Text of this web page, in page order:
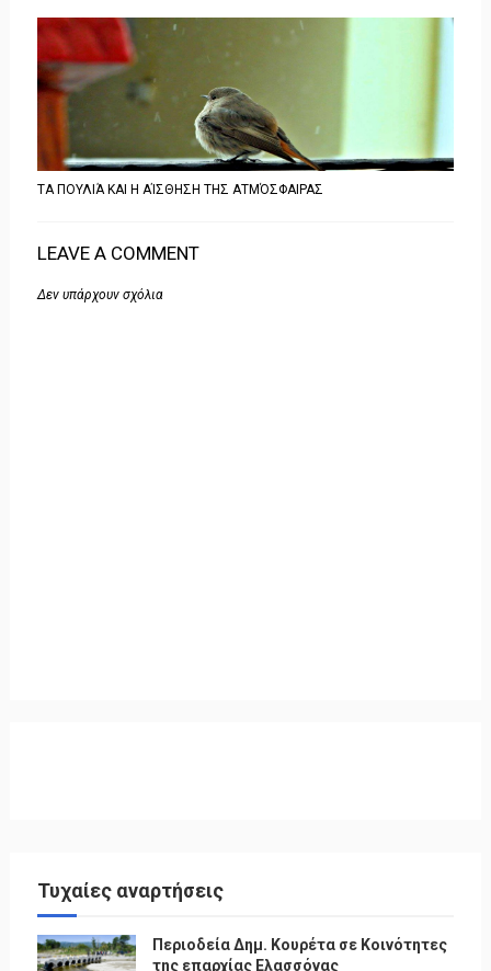
ΤΑ ΠΟΥΛΙΆ ΚΑΙ Η ΑΊΣΘΗΣΗ ΤΗΣ ΑΤΜΌΣΦΑΙΡΑΣ
LEAVE A COMMENT
Δεν υπάρχουν σχόλια
Τυχαίες αναρτήσεις
Περιοδεία Δημ. Κουρέτα σε Κοινότητες
της επαρχίας Ελασσόνας